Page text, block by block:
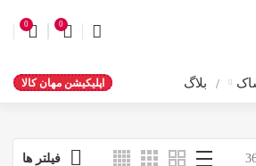
0
0
بلاگ اپلیکیشن مهان کالا
فیلتر ها